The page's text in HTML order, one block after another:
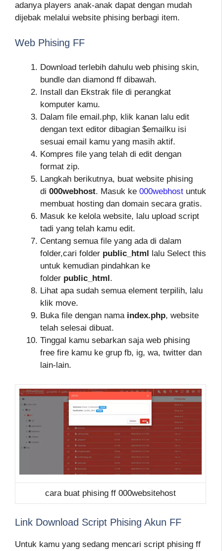
adanya players anak-anak dapat dengan mudah
dijebak melalui website phising berbagi item.
Web Phising FF
Download terlebih dahulu web phising skin,
bundle dan diamond ff dibawah.
Install dan Ekstrak file di perangkat
komputer kamu.
Dalam file email.php, klik kanan lalu edit
dengan text editor dibagian $emailku isi
sesuai email kamu yang masih aktif.
Kompres file yang telah di edit dengan
format zip.
Langkah berikutnya, buat website phising
di 000webhost. Masuk ke 000webhost untuk
membuat hosting dan domain secara gratis.
Masuk ke kelola website, lalu upload script
tadi yang telah kamu edit.
Centang semua file yang ada di dalam
folder,cari folder public_html lalu Select this
untuk kemudian pindahkan ke
folder public_html.
Lihat apa sudah semua element terpilih, lalu
klik move.
Buka file dengan nama index.php, website
telah selesai dibuat.
Tinggal kamu sebarkan saja web phising
free fire kamu ke grup fb, ig, wa, twitter dan
lain-lain.
cara buat phising ff 000websitehost
Link Download Script Phising Akun FF
Untuk kamu yang sedang mencari script phising ff